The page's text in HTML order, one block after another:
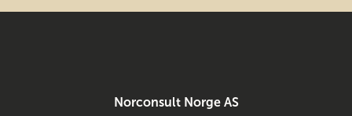
Norconsult Norge AS